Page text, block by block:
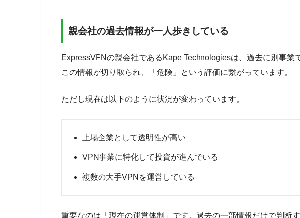
親会社の過去情報が一人歩きしている
ExpressVPNの親会社であるKape Technologiesは、過去に別事業
この情報が切り取られ、「危険」という評価に繋がっています。
ただし現在は以下のように状況が変わっています。
上場企業として透明性が高い
VPN事業に特化して投資が進んでいる
複数の大手VPNを運営している
重要なのは「現在の運営体制」です。過去の一部情報だけで判断